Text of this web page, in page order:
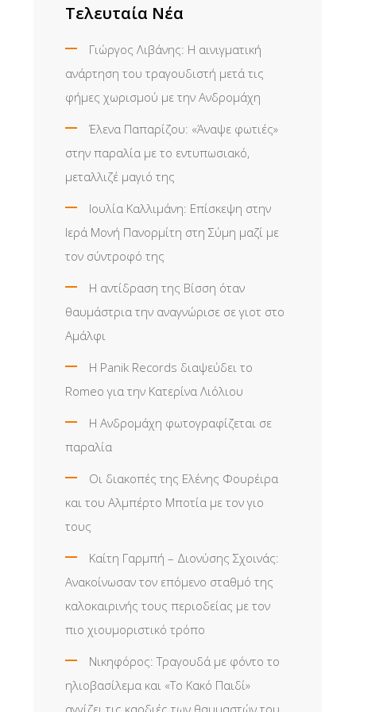
Τελευταία Νέα
Γιώργος Λιβάνης: Η αινιγματική
ανάρτηση του τραγουδιστή μετά τις
φήμες χωρισμού με την Ανδρομάχη
Έλενα Παπαρίζου: «Άναψε φωτιές»
στην παραλία με το εντυπωσιακό,
μεταλλιζέ μαγιό της
Ιουλία Καλλιμάνη: Επίσκεψη στην
Ιερά Μονή Πανορμίτη στη Σύμη μαζί με
τον σύντροφό της
Η αντίδραση της Βίσση όταν
θαυμάστρια την αναγνώρισε σε γιοτ στο
Αμάλφι
Η Panik Records διαψεύδει το
Romeo για την Κατερίνα Λιόλιου
Η Ανδρομάχη φωτογραφίζεται σε
παραλία
Οι διακοπές της Ελένης Φουρέιρα
και του Αλμπέρτο Μποτία με τον γιο
τους
Καίτη Γαρμπή – Διονύσης Σχοινάς:
Ανακοίνωσαν τον επόμενο σταθμό της
καλοκαιρινής τους περιοδείας με τον
πιο χιουμοριστικό τρόπο
Νικηφόρος: Τραγουδά με φόντο το
ηλιοβασίλεμα και «Το Κακό Παιδί»
αγγίζει τις καρδιές των θαυμαστών του